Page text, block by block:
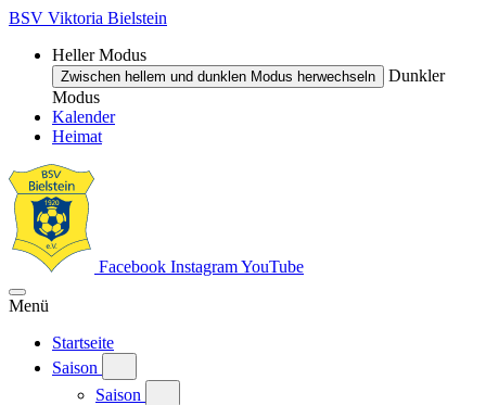
BSV Viktoria Bielstein
Heller Modus
Zwischen hellem und dunklen Modus herwechseln
Dunkler
Modus
Kalender
Heimat
Facebook InstagramYouTube
Menü
Startseite
Saison
Saison